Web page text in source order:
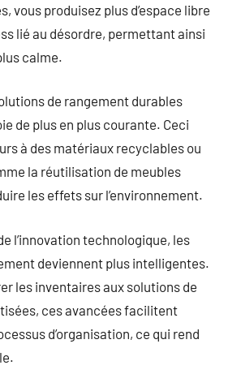
vous produisez plus d’espace libre
lié au désordre, permettant ainsi
calme.
de rangement durables
de plus en plus courante. Ceci
à des matériaux recyclables ou
la réutilisation de meubles
les effets sur l’environnement.
l’innovation technologique, les
deviennent plus intelligentes.
les inventaires aux solutions de
ces avancées facilitent
d’organisation, ce qui rend